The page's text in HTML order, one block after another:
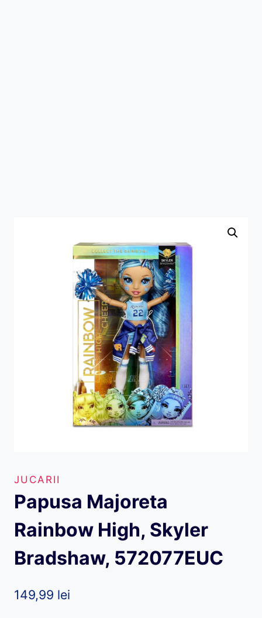
JUCARII
Papusa Majoreta
Rainbow High, Skyler
Bradshaw, 572077EUC
149,99 lei